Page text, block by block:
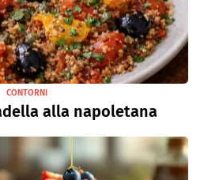
CONTORNI
alla napoletana